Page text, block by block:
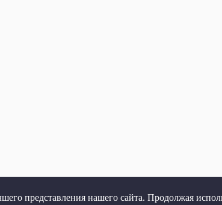
представления нашего сайта. Продолжая